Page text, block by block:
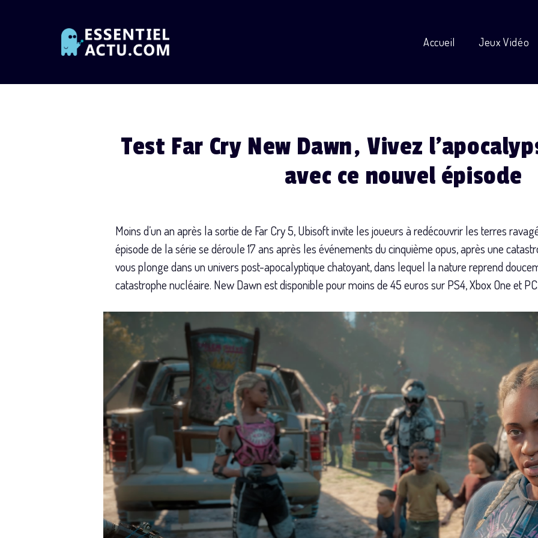
Accueil Jeux Vidéo
Test Far Cry New Dawn, Vivez
avec ce nouvel épisode
Moins d’un an après la sortie de Far Cry 5, Ubisoft invite les joueurs à redécouvrir les terres
épisode de la série se déroule 17 ans après les événements du cinquième opus, après une
vous plonge dans un univers post-apocalyptique chatoyant, dans lequel la nature reprend
catastrophe nucléaire. New Dawn est disponible pour moins de 45 euros sur PS4, Xbox One et